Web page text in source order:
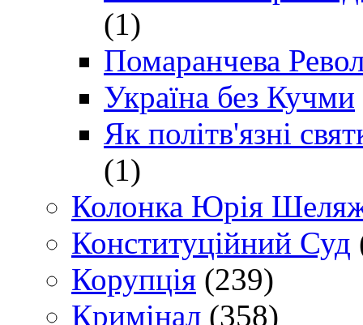
(1)
Помаранчева
Україна без Кучми
Як політв'язні
(1)
Колонка Юрія
Конституційний Суд
Корупція (239)
Кримінал (358)